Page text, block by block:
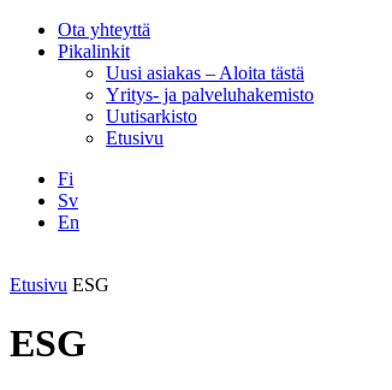
Ota yhteyttä
Pikalinkit
Uusi asiakas – Aloita tästä
Yritys- ja palveluhakemisto
Uutisarkisto
Etusivu
Fi
Sv
En
Etusivu ESG
ESG